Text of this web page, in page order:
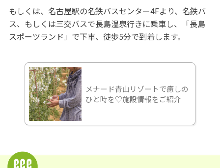
もしくは、名古屋駅の名鉄バスセンター4Fより、名鉄バ
ス、もしくは三交バスで長島温泉行きに乗車し、「長島
スポーツランド」で下車、徒歩5分で到着します。
メナード青山リゾートで癒しの
ひと時を♡施設情報をご紹介